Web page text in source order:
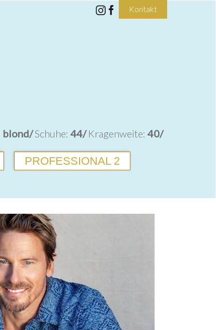
Kontakt
blond/Schuhe: 44/Kragenweite: 40/
PROFESSIONAL 2